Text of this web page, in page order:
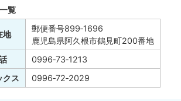
覧
地
郵便番号899‐1696
鹿児島県阿久根市鶴見町200番地
0996‐73‐1213
クス
0996‐72‐2029